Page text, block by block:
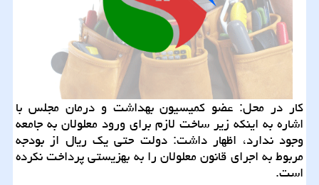
كار در محل: عضو كمیسیون بهداشت و درمان مجلس با
اشاره به اینكه زیر ساخت لازم برای ورود معلولان به جامعه
وجود ندارد، اظهار داشت: دولت حتی یك ریال از بودجه
مربوط به اجرای قانون معلولان را به بهزیستی پرداخت نكرده
است.